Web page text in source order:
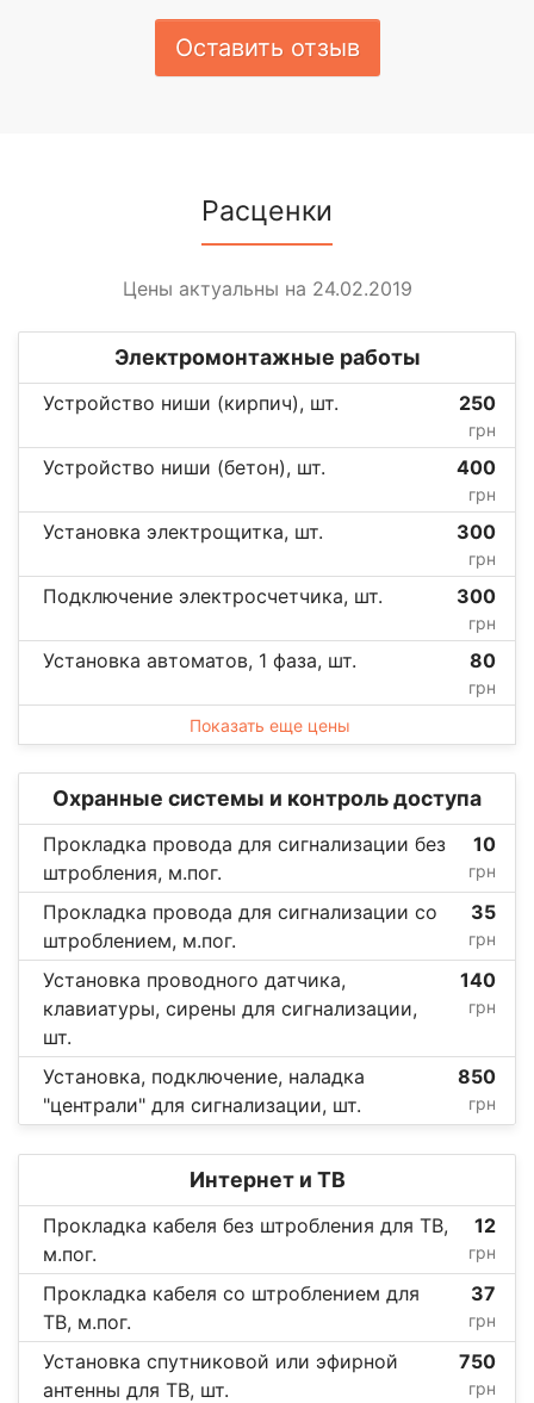
Оставить отзыв
Расценки
Цены актуальны на 24.02.2019
Электромонтажные работы
Устройство ниши (кирпич), шт. 250
грн
Устройство ниши (бетон), шт. 400
грн
Установка электрощитка, шт. 300
грн
Подключение электросчетчика, шт. 300
грн
Установка автоматов, 1 фаза, шт. 80
грн
Показать еще цены
Охранные системы и контроль доступа
Прокладка провода для сигнализации без
штробления, м.пог.
10
грн
Прокладка провода для сигнализации со
штроблением, м.пог.
35
грн
Установка проводного датчика,
клавиатуры, сирены для сигнализации,
шт.
140
грн
Установка, подключение, наладка
"централи" для сигнализации, шт.
850
грн
Интернет и ТВ
Прокладка кабеля без штробления для ТВ,
м.пог.
12
грн
Прокладка кабеля со штроблением для
ТВ, м.пог.
37
грн
Установка спутниковой или эфирной
антенны для ТВ, шт.
750
грн